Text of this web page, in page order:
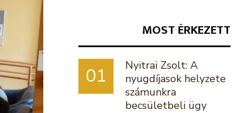
MOST ÉRKEZETT
01
Nyitrai Zsolt: A
nyugdíjasok helyzete
számunkra
becsületbeli ügy